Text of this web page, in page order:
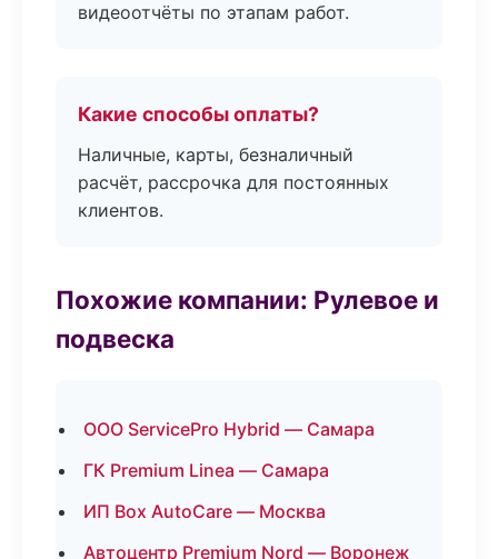
видеоотчёты по этапам работ.
Какие способы оплаты?
Наличные, карты, безналичный
расчёт, рассрочка для постоянных
клиентов.
Похожие компании: Рулевое и
подвеска
ООО ServicePro Hybrid — Самара
ГК Premium Linea — Самара
ИП Box AutoCare — Москва
Автоцентр Premium Nord — Воронеж